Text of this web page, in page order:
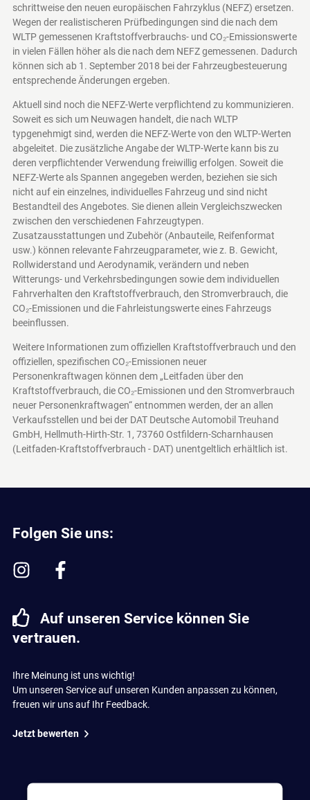
schrittweise den neuen europäischen Fahrzyklus (NEFZ) ersetzen.
Wegen der realistischeren Prüfbedingungen sind die nach dem
WLTP gemessenen Kraftstoffverbrauchs- und CO₂-Emissionswerte
in vielen Fällen höher als die nach dem NEFZ gemessenen. Dadurch
können sich ab 1. September 2018 bei der Fahrzeugbesteuerung
entsprechende Änderungen ergeben.
Aktuell sind noch die NEFZ-Werte verpflichtend zu kommunizieren.
Soweit es sich um Neuwagen handelt, die nach WLTP
typgenehmigt sind, werden die NEFZ-Werte von den WLTP-Werten
abgeleitet. Die zusätzliche Angabe der WLTP-Werte kann bis zu
deren verpflichtender Verwendung freiwillig erfolgen. Soweit die
NEFZ-Werte als Spannen angegeben werden, beziehen sie sich
nicht auf ein einzelnes, individuelles Fahrzeug und sind nicht
Bestandteil des Angebotes. Sie dienen allein Vergleichszwecken
zwischen den verschiedenen Fahrzeugtypen.
Zusatzausstattungen und Zubehör (Anbauteile, Reifenformat
usw.) können relevante Fahrzeugparameter, wie z. B. Gewicht,
Rollwiderstand und Aerodynamik, verändern und neben
Witterungs- und Verkehrsbedingungen sowie dem individuellen
Fahrverhalten den Kraftstoffverbrauch, den Stromverbrauch, die
CO₂-Emissionen und die Fahrleistungswerte eines Fahrzeugs
beeinflussen.
Weitere Informationen zum offiziellen Kraftstoffverbrauch und den
offiziellen, spezifischen CO₂-Emissionen neuer
Personenkraftwagen können dem „Leitfaden über den
Kraftstoffverbrauch, die CO₂-Emissionen und den Stromverbrauch
neuer Personenkraftwagen“ entnommen werden, der an allen
Verkaufsstellen und bei der DAT Deutsche Automobil Treuhand
GmbH, Hellmuth-Hirth-Str. 1, 73760 Ostfildern-Scharnhausen
(Leitfaden-Kraftstoffverbrauch - DAT) unentgeltlich erhältlich ist.
Folgen Sie uns:
Auf unseren Service können Sie
vertrauen.
Ihre Meinung ist uns wichtig!
Um unseren Service auf unseren Kunden anpassen zu können,
freuen wir uns auf Ihr Feedback.
Jetzt bewerten